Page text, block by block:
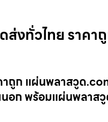
งทั่วไทย ราคา
าถูก แผ่นพลาสวูด
อก พร้อมแผ่นพลาส